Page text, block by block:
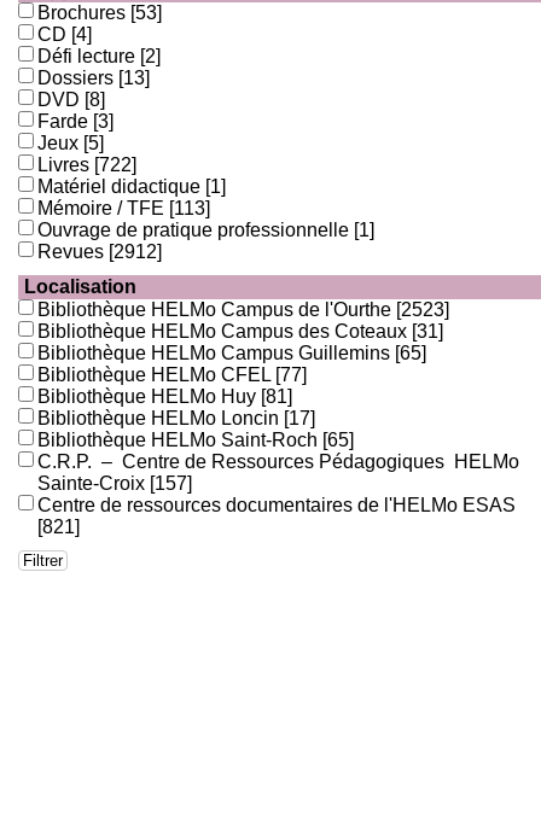
Brochures [53]
CD [4]
Défi lecture [2]
Dossiers [13]
DVD [8]
Farde [3]
Jeux [5]
Livres [722]
Matériel didactique [1]
Mémoire / TFE [113]
Ouvrage de pratique professionnelle [1]
Revues [2912]
Localisation
Bibliothèque HELMo Campus de l'Ourthe [2523]
Bibliothèque HELMo Campus des Coteaux [31]
Bibliothèque HELMo Campus Guillemins [65]
Bibliothèque HELMo CFEL [77]
Bibliothèque HELMo Huy [81]
Bibliothèque HELMo Loncin [17]
Bibliothèque HELMo Saint-Roch [65]
C.R.P. – Centre de Ressources Pédagogiques HELMo
Sainte-Croix [157]
Centre de ressources documentaires de l'HELMo ESAS
[821]